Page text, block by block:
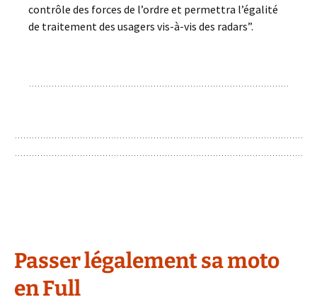
contrôle des forces de l’ordre et permettra l’égalité
de traitement des usagers vis-à-vis des radars”.
Passer légalement sa moto
en Full